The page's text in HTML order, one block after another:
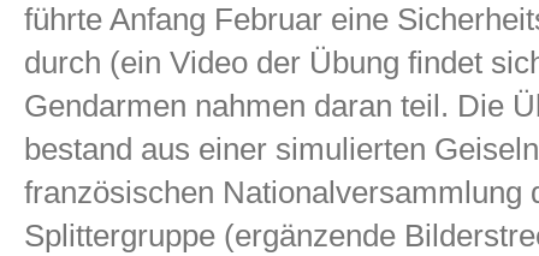
führte Anfang Februar eine
durch (ein Video der Übung findet
Gendarmen nahmen daran teil. Die
bestand aus einer simulierten
französischen Nationalversammlung
Splittergruppe (ergänzende